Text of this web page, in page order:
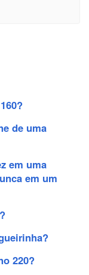
de uma
em uma
em um
220?